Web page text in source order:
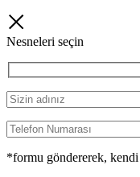
Nesneleri seçin
*formu göndererek, kendi